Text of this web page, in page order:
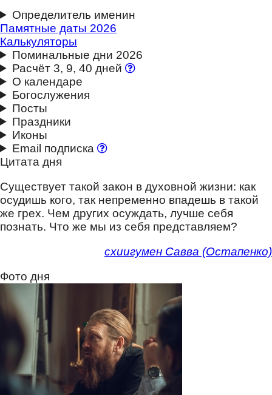
Ноябрь
Декабрь
Определитель именин
Памятные даты 2026
Калькуляторы
Поминальные дни 2026
Расчёт 3, 9, 40 дней
О календаре
Богослужения
Посты
Праздники
Иконы
Email подписка
Цитата дня
Существует такой закон в духовной жизни: как
осудишь кого, так непременно впадешь в такой
же грех. Чем других осуждать, лучше себя
познать. Что же мы из себя представляем?
схиигумен Савва (Остапенко)
Фото дня